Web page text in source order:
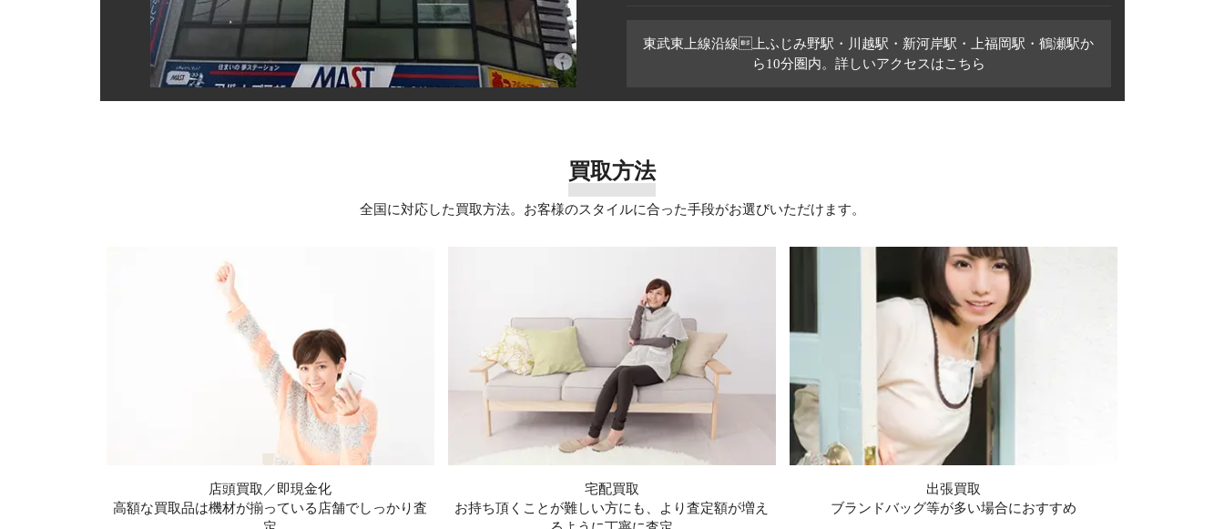
ハニーズ(500円商品引換券)
東武東上線沿線上ふじみ野駅・川越駅・新河岸駅・上福岡駅・鶴瀬駅か
ら10分圏内。詳しいアクセスはこちら
買取方法
全国に対応した買取方法。お客様のスタイルに合った手段がお選びいただけます。
店頭買取／即現金化
高額な買取品は機材が揃っている店舗でしっかり査
宅配買取
お持ち頂くことが難しい方にも、より査定額が増え
出張買取
ブランドバッグ等が多い場合におすすめ